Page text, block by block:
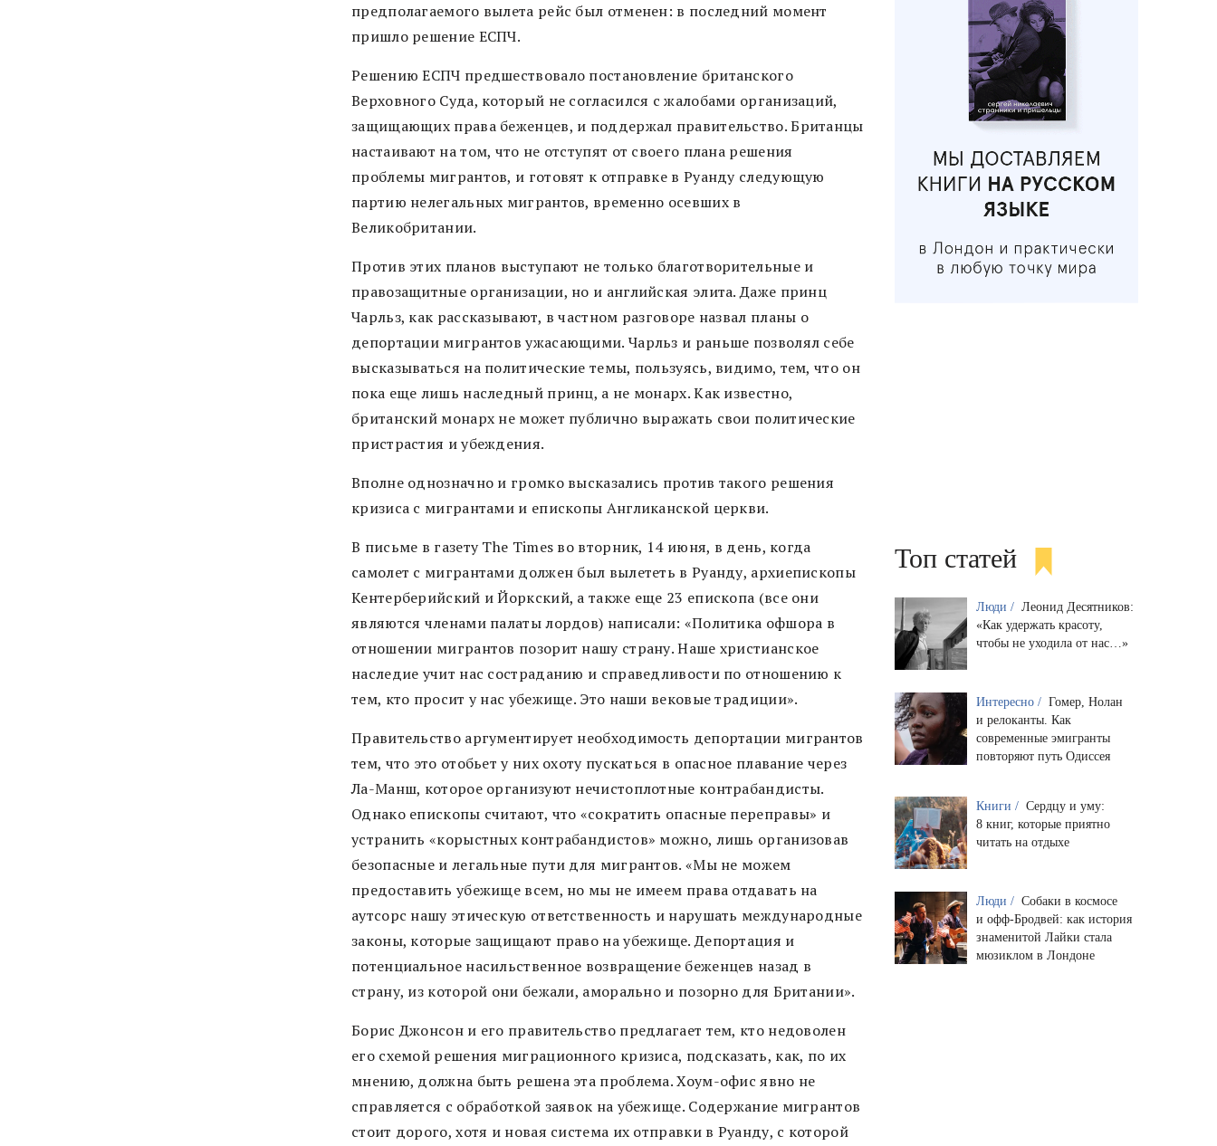
предполагаемого вылета рейс был отменен: в последний момент
пришло решение ЕСПЧ.
Решению ЕСПЧ предшествовало постановление британского
Верховного Суда, который не согласился с жалобами организаций,
защищающих права беженцев, и поддержал правительство. Британцы
настаивают на том, что не отступят от своего плана решения
проблемы мигрантов, и готовят к отправке в Руанду следующую
партию нелегальных мигрантов, временно осевших в
Великобритании.
Против этих планов выступают не только благотворительные и
правозащитные организации, но и английская элита. Даже принц
Чарльз, как рассказывают, в частном разговоре назвал планы о
депортации мигрантов ужасающими. Чарльз и раньше позволял себе
высказываться на политические темы, пользуясь, видимо, тем, что он
пока еще лишь наследный принц, а не монарх. Как известно,
британский монарх не может публично выражать свои политические
пристрастия и убеждения.
Вполне однозначно и громко высказались против такого решения
кризиса с мигрантами и епископы Англиканской церкви.
В письме в газету The Times во вторник, 14 июня, в день, когда
самолет с мигрантами должен был вылететь в Руанду, архиепископы
Кентерберийский и Йоркский, а также еще 23 епископа (все они
являются членами палаты лордов) написали: «Политика офшора в
отношении мигрантов позорит нашу страну. Наше христианское
наследие учит нас состраданию и справедливости по отношению к
тем, кто просит у нас убежище. Это наши вековые традиции».
Правительство аргументирует необходимость депортации мигрантов
тем, что это отобьет у них охоту пускаться в опасное плавание через
Ла-Манш, которое организуют нечистоплотные контрабандисты.
Однако епископы считают, что «сократить опасные переправы» и
устранить «корыстных контрабандистов» можно, лишь организовав
безопасные и легальные пути для мигрантов. «Мы не можем
предоставить убежище всем, но мы не имеем права отдавать на
аутсорс нашу этическую ответственность и нарушать международные
законы, которые защищают право на убежище. Депортация и
потенциальное насильственное возвращение беженцев назад в
страну, из которой они бежали, аморально и позорно для Британии».
Борис Джонсон и его правительство предлагает тем, кто недоволен
его схемой решения миграционного кризиса, подсказать, как, по их
мнению, должна быть решена эта проблема. Хоум-офис явно не
справляется с обработкой заявок на убежище. Содержание мигрантов
стоит дорого, хотя и новая система их отправки в Руанду, с которой
Топ статей
Люди / Леонид Десятников:
«Как удержать красоту,
чтобы не уходила от нас…»
Интересно / Гомер, Нолан
и релоканты. Как
современные эмигранты
повторяют путь Одиссея
Книги / Сердцу и уму:
8 книг, которые приятно
читать на отдыхе
Люди / Собаки в космосе
и офф-Бродвей: как история
знаменитой Лайки стала
мюзиклом в Лондоне